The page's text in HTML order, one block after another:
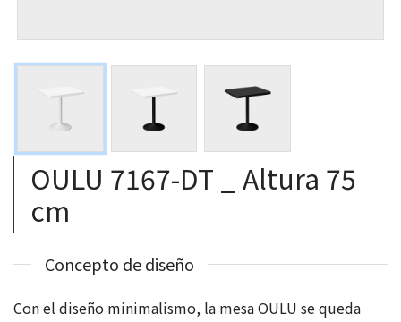
OULU 7167-DT _ Altura 75
cm
Concepto de diseño
Con el diseño minimalismo, la mesa OULU se queda